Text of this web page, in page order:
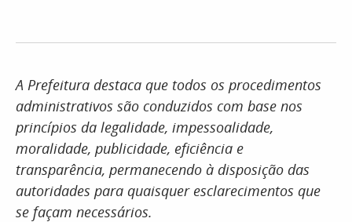
A Prefeitura destaca que todos os procedimentos
administrativos são conduzidos com base nos
princípios da legalidade, impessoalidade,
moralidade, publicidade, eficiência e
transparência, permanecendo à disposição das
autoridades para quaisquer esclarecimentos que
se façam necessários.